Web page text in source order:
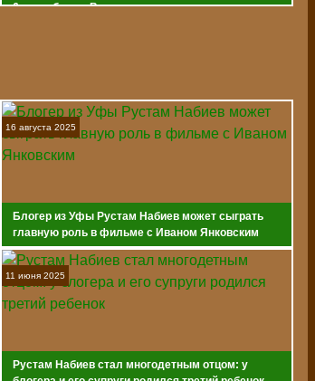
6 сентября во Владивостоке
16 августа 2025
Блогер из Уфы Рустам Набиев может сыграть
главную роль в фильме с Иваном Янковским
11 июня 2025
Рустам Набиев стал многодетным отцом: у